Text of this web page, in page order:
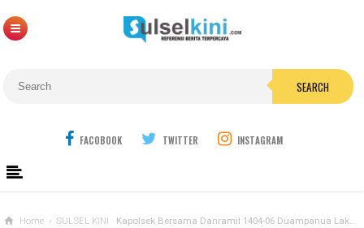
SEARCH
FACOBOOK TWITTER INSTAGRAM
Home › SULSEL KINI Kapolsek Bersama Danramil 1404-06 Duampanua Lakukan Pengecekan BBM Subsidi di SPBU Bungi